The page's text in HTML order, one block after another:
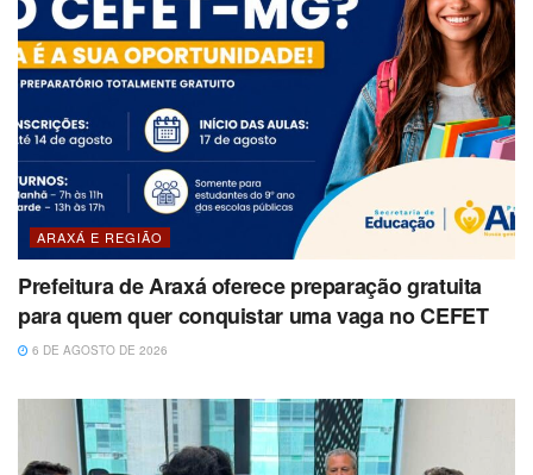
ARAXÁ E REGIÃO
Prefeitura de Araxá oferece preparação gratuita
para quem quer conquistar uma vaga no CEFET
6 DE AGOSTO DE 2026